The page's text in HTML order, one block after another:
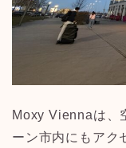
Moxy Viennaは、
ーン市内にもアク